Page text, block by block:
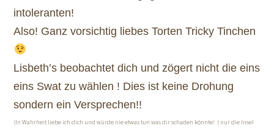
intoleranten!
Also! Ganz vorsichtig liebes Torten Tricky Tinchen
Lisbeth’s beobachtet dich und zögert nicht die eins
eins Swat zu wählen ! Dies ist keine Drohung
sondern ein Versprechen!!
(In Wahrheit liebe ich dich und würde nie etwas tun was dir schaden könnte! ( nur die Insel